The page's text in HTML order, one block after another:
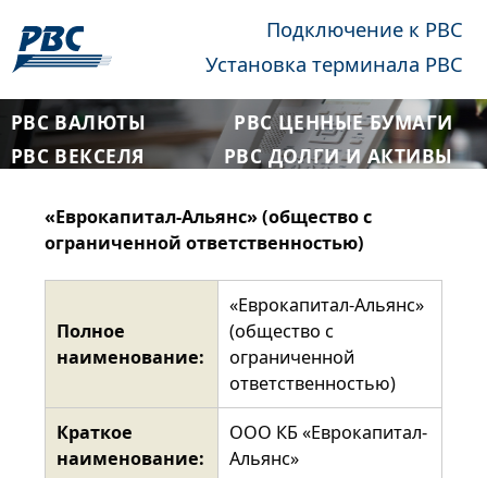
Подключение к РВС
Установка терминала РВС
РВС ВАЛЮТЫ
РВС ЦЕННЫЕ БУМАГИ
РВС ВЕКСЕЛЯ
РВС ДОЛГИ И АКТИВЫ
«Еврокапитал-Альянс» (общество с
ограниченной ответственностью)
Полное
наименование:
«Еврокапитал-Альянс»
(общество с
ограниченной
ответственностью)
Краткое
наименование:
ООО КБ «Еврокапитал-
Альянс»